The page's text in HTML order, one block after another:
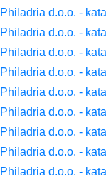
Philadria d.o.o. -
Philadria d.o.o. -
Philadria d.o.o. -
Philadria d.o.o. -
Philadria d.o.o. -
Philadria d.o.o. -
Philadria d.o.o. -
Philadria d.o.o. -
Philadria d.o.o. -